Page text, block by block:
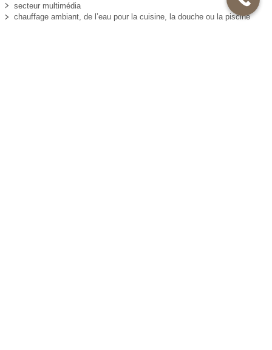
secteur multimédia
chauffage ambiant, de l’eau pour la cuisine, la douche ou la piscine